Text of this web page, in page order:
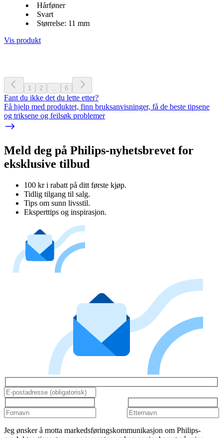
Hårføner
Svart
Størrelse: 11 mm
Vis produkt
1 2 6
Fant du ikke det du lette etter?
Få hjelp med produktet, finn bruksanvisninger, få de beste tipsene
og triksene og feilsøk problemer
Meld deg på Philips-nyhetsbrevet for
eksklusive tilbud
100 kr i rabatt på ditt første kjøp.
Tidlig tilgang til salg.
Tips om sunn livsstil.
Eksperttips og inspirasjon.
Jeg ønsker å motta markedsføringskommunikasjon om Philips-